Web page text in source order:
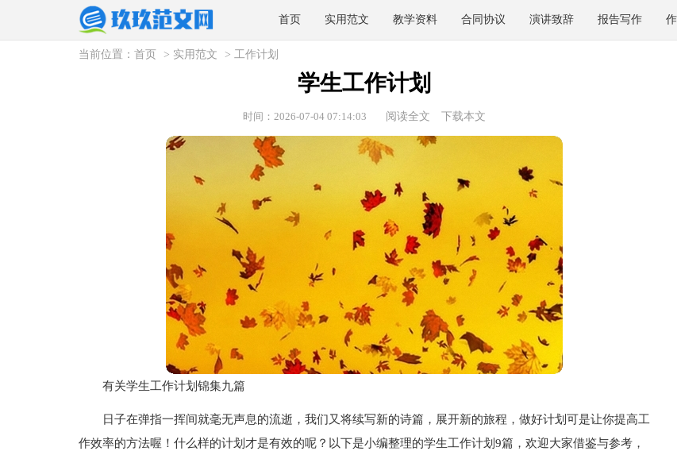
首页 实用范文 教学资料 合同协议 演讲致辞 报告写作
当前位置： 首页 > 实用范文 > 工作计划
学生工作计划
时间：2026-07-04 07:14:03 阅读全文 下载本文
有关学生工作计划锦集九篇
日子在弹指一挥间就毫无声息的流逝，我们又将续写新的诗篇，展开新的旅程，做好计划可是让你提高工
作效率的方法喔！什么样的计划才是有效的呢？以下是小编整理的学生工作计划9篇，欢迎大家借鉴与参考，